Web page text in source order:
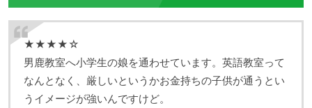
★★★★☆
男鹿教室へ小学生の娘を通わせています。英語教室って
なんとなく、厳しいというかお金持ちの子供が通うとい
うイメージが強いんですけど。